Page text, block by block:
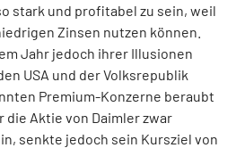
stark und profitabel zu sein, weil
Zinsen nutzen können.
Jahr jedoch ihrer Illusionen
USA und der Volksrepublik
Premium-Konzerne beraubt
Aktie von Daimler zwar
senkte jedoch sein Kursziel von